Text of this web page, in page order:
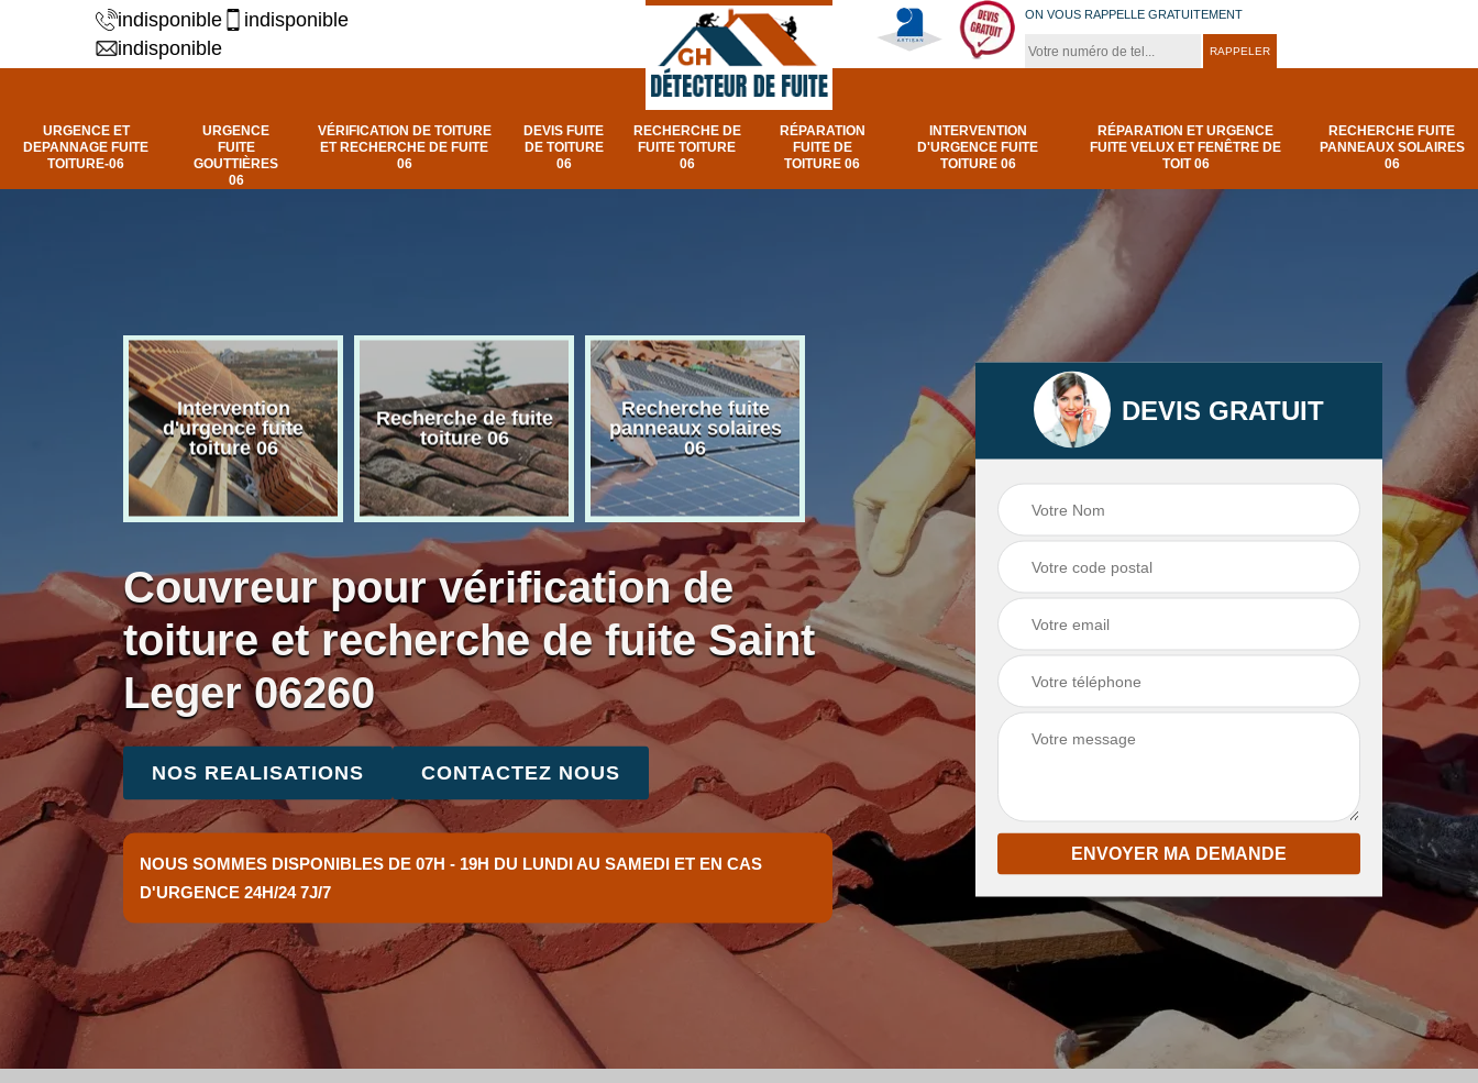
indisponible
indisponible
indisponible
ON VOUS RAPPELLE GRATUITEMENT
URGENCE ET
DEPANNAGE FUITE
TOITURE-06
URGENCE
FUITE
GOUTTIÈRES
06
VÉRIFICATION DE TOITURE
ET RECHERCHE DE FUITE
06
DEVIS FUITE
DE TOITURE
06
RECHERCHE DE
FUITE TOITURE
06
RÉPARATION
FUITE DE
TOITURE 06
INTERVENTION
D'URGENCE FUITE
TOITURE 06
RÉPARATION ET URGENCE
FUITE VELUX ET FENÊTRE DE
TOIT 06
RECHERCHE FUITE
PANNEAUX SOLAIRES
06
Intervention
d'urgence fuite
toiture 06
Recherche de fuite
toiture 06
Recherche fuite
panneaux solaires
06
Réparation et
urgence fuite velux
et fenêtre de toit 06
Réparation fuite de
Urgence et
depannage fuite
toiture-06
Couvreur pour vérification de
toiture et recherche de fuite Saint
Leger 06260
NOS REALISATIONS CONTACTEZ NOUS
NOUS SOMMES DISPONIBLES DE 07H - 19H DU LUNDI AU SAMEDI ET EN CAS
D'URGENCE 24H/24 7J/7
DEVIS GRATUIT